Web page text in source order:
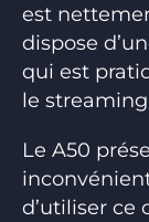
est
dispose
qui est
le
Le A50
d’utiliser ce